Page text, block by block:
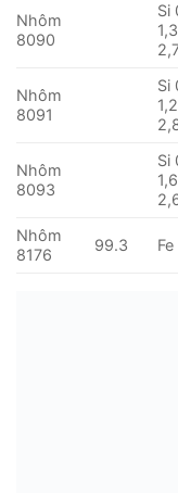
Nhôm
8090
Si
Nhôm
8091
Si
Nhôm
8093
Si
Nhôm
8176
99.3